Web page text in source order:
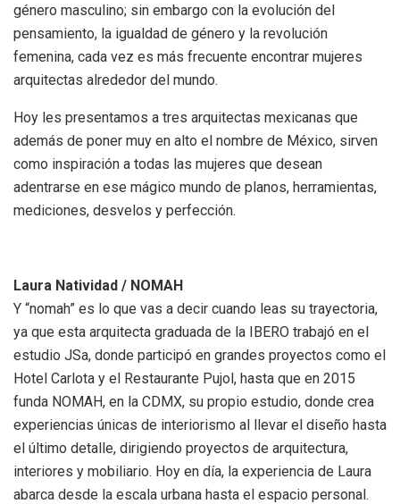
género masculino; sin embargo con la evolución del
pensamiento, la igualdad de género y la revolución
femenina, cada vez es más frecuente encontrar mujeres
arquitectas alrededor del mundo.
Hoy les presentamos a tres arquitectas mexicanas que
además de poner muy en alto el nombre de México, sirven
como inspiración a todas las mujeres que desean
adentrarse en ese mágico mundo de planos, herramientas,
mediciones, desvelos y perfección.
Laura Natividad / NOMAH
Y “nomah” es lo que vas a decir cuando leas su trayectoria,
ya que esta arquitecta graduada de la IBERO trabajó en el
estudio JSa, donde participó en grandes proyectos como el
Hotel Carlota y el Restaurante Pujol, hasta que en 2015
funda NOMAH, en la CDMX, su propio estudio, donde crea
experiencias únicas de interiorismo al llevar el diseño hasta
el último detalle, dirigiendo proyectos de arquitectura,
interiores y mobiliario. Hoy en día, la experiencia de Laura
abarca desde la escala urbana hasta el espacio personal.